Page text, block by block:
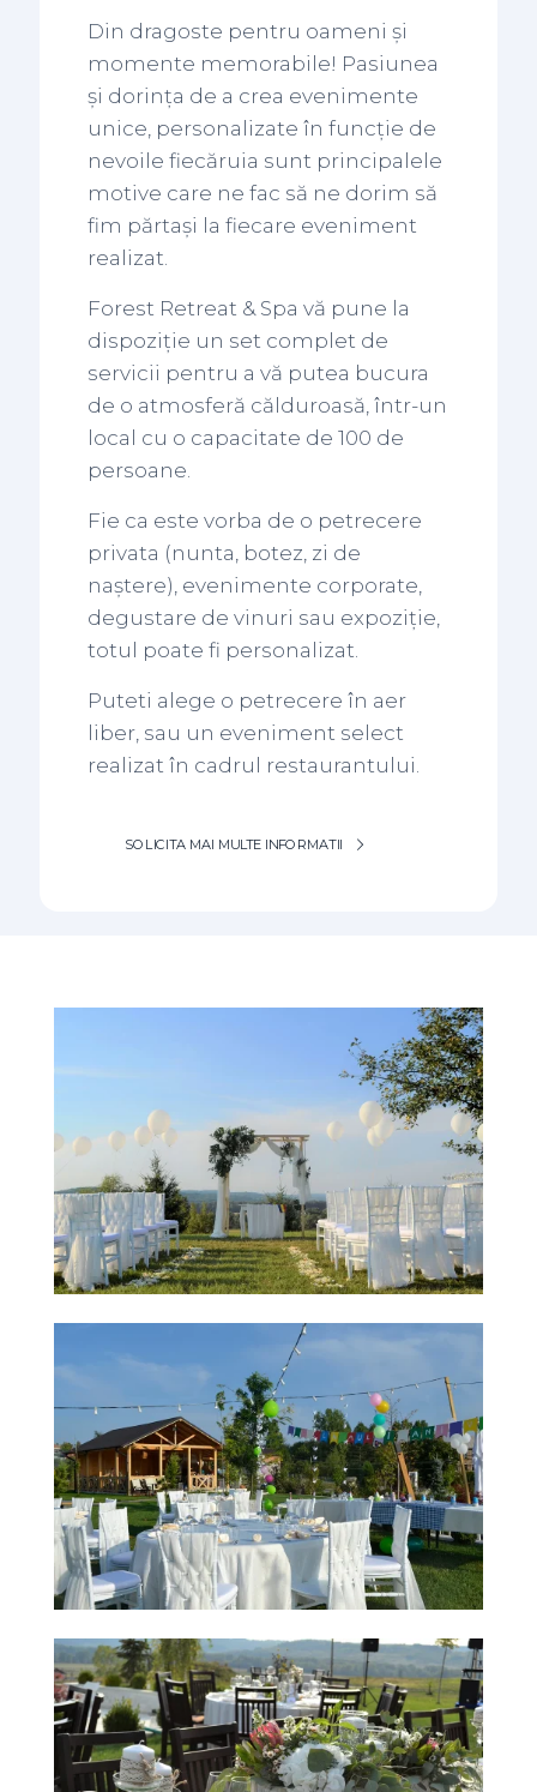
Din dragoste pentru oameni și
momente memorabile! Pasiunea
și dorința de a crea evenimente
unice, personalizate în funcție de
nevoile fiecăruia sunt principalele
motive care ne fac să ne dorim să
fim părtași la fiecare eveniment
realizat.
Forest Retreat & Spa vă pune la
dispoziție un set complet de
servicii pentru a vă putea bucura
de o atmosferă călduroasă, într-un
local cu o capacitate de 100 de
persoane.
Fie ca este vorba de o petrecere
privata (nunta, botez, zi de
naștere), evenimente corporate,
degustare de vinuri sau expoziție,
totul poate fi personalizat.
Puteti alege o petrecere în aer
liber, sau un eveniment select
realizat în cadrul restaurantului.
SOLICITA MAI MULTE INFORMATII